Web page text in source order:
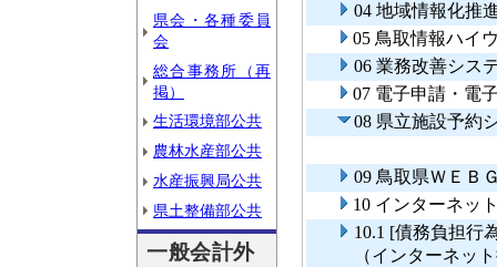
県会・各種委員
会
総合事務所（再
掲）
生活環境部公共
農林水産部公共
水産振興局公共
県土整備部公共
一般会計外
04 地域情報化推
05 鳥取情報ハイ
06 業務改善シス
07 電子申請・電
08 県立施設予約
09 鳥取県ＷＥＢ
10 インターネッ
10.1 [債務負担行
（インターネッ